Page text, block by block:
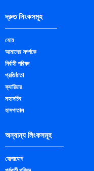
b
o
o
-
f
u
b
e
দ্রুত লিংকসমূহ
হোম
আমাদের সর্ম্পকে
নির্বাহী পরিষদ
প্রতিষ্ঠাতা
ক্যারিয়ার
মহাসচিব
হাসপাতাল
অন্যান্য লিংকসমূহ
যোগাযোগ